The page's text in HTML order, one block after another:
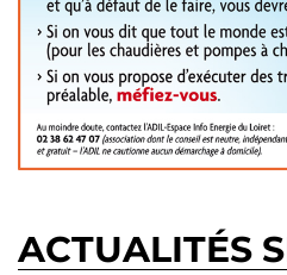
ACTUALITÉS